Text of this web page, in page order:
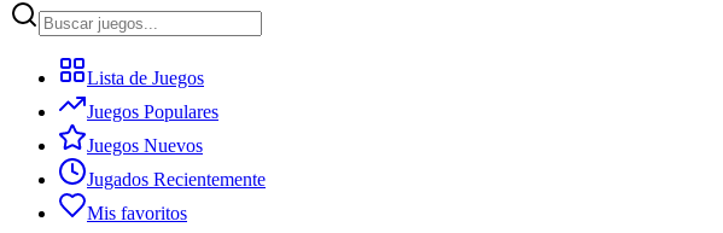
Lista de Juegos
Juegos Populares
Juegos Nuevos
Jugados Recientemente
Mis favoritos